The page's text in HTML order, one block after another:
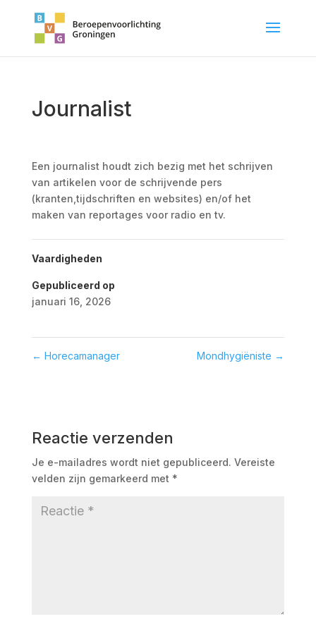
Journalist
Een journalist houdt zich bezig met het schrijven
van artikelen voor de schrijvende pers
(kranten,tijdschriften en websites) en/of het
maken van reportages voor radio en tv.
Vaardigheden
Gepubliceerd op
januari 16, 2026
← Horecamanager Mondhygiëniste →
Reactie verzenden
Je e-mailadres wordt niet gepubliceerd. Vereiste
velden zijn gemarkeerd met *